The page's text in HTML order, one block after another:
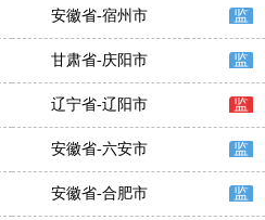
安徽省-宿州市 监
甘肃省-庆阳市 监
辽宁省-辽阳市 监
安徽省-六安市 监
安徽省-合肥市 监